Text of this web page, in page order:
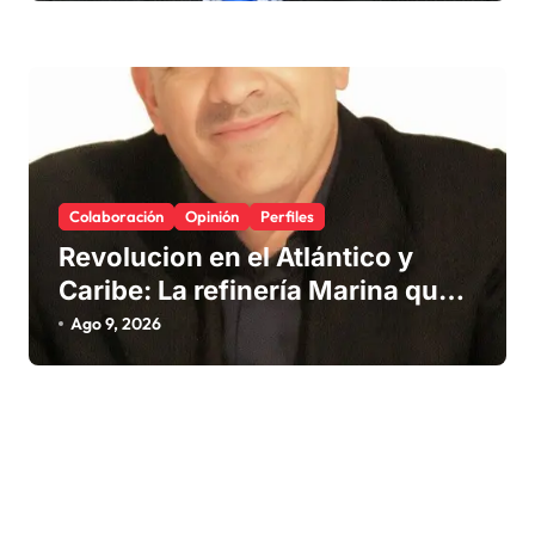
Colaboración Opinión Perfiles
Revolucion en el Atlántico y
Caribe: La refinería Marina que
promete salvar nuestras playas
Ago 9, 2026